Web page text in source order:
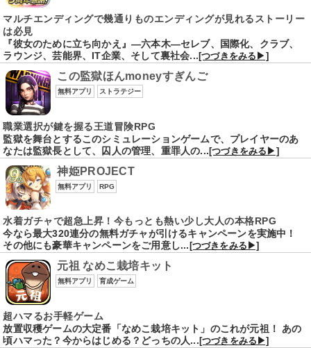
マルチエンディングで幾通りものエンディングが見れるストーリー
は必見
『彼女のために立ち向かえ』―六本木―セレブ、国際化、クラブ、
ラウンジ、芸能界、IT企業、そして裏社会...[つづきをみる▶]
この監獄ほんmoneyすぎんご
無料アプリ ストラテジー
職業選択が鍵を握る王道冒険RPG
監獄を舞台とするこのシミュレーションゲームで、プレイヤーのあ
なたは監獄長として、囚人の管理、重罪人の...[つづきをみる▶]
神姫PROJECT
無料アプリ RPG
水着ガチャで超急上昇！今もっとも熱い少し大人の本格RPG
今なら最大320連分の無料ガチャが引けるキャンペーンを実施中！
その他にも豪華キャンペーンをご用意し... [つづきをみる▶]
元祖 なめこ栽培キット
無料アプリ 育成ゲーム
超ハマるお手軽ゲーム
放置収穫ゲームの大定番「なめこ栽培キット」のこれが元祖！ あの
頃ハマった？今からはじめる？どっちの人...[つづきをみる▶]